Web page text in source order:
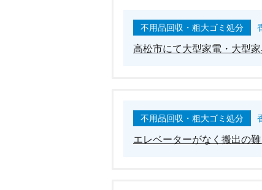
不用品回収・粗大ゴミ処分
高松市にて大型家電・大型
不用品回収・粗大ゴミ処分
エレベーターがなく搬出の